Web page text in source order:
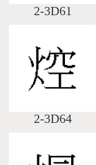
2-3D61
2-3D64